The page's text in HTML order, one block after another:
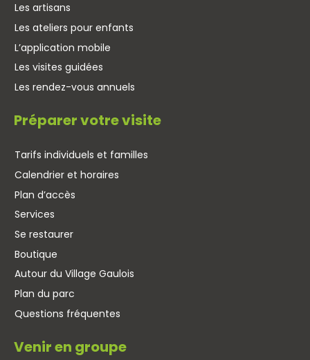
Les artisans
Les ateliers pour enfants
L’application mobile
Les visites guidées
Les rendez-vous annuels
Préparer votre visite
Tarifs individuels et familles
Calendrier et horaires
Plan d’accès
Services
Se restaurer
Boutique
Autour du Village Gaulois
Plan du parc
Questions fréquentes
Venir en groupe